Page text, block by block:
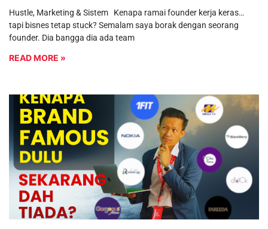
Hustle, Marketing & Sistem Kenapa ramai founder kerja keras…
tapi bisnes tetap stuck? Semalam saya borak dengan seorang
founder. Dia bangga dia ada team
READ MORE »